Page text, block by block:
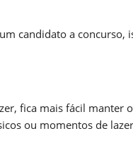
candidato a concurso,
fica mais fácil manter
ou momentos de